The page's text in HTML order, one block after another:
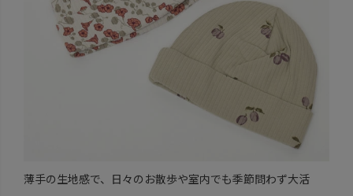
薄手の生地感で、日々のお散歩や室内でも季節問わず大活